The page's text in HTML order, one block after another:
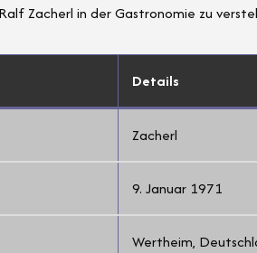
Zacherl in der Gastronomie zu
Details
Zacherl
9. Januar 1971
Wertheim,